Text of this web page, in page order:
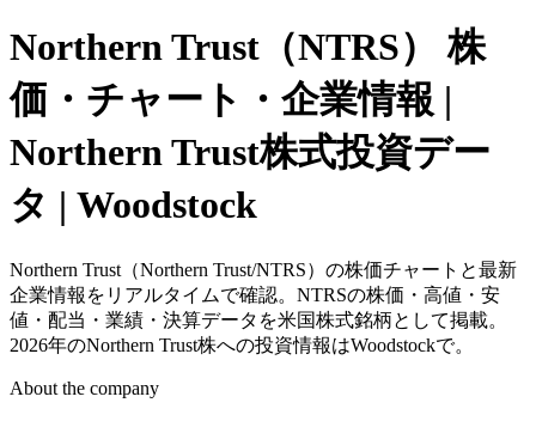
Northern Trust（NTRS）
株
価・チャート・企業情報 |
Northern Trust株式投資デー
タ | Woodstock
Northern Trust（Northern Trust/NTRS）の株価チャートと最新
企業情報をリアルタイムで確認。NTRSの株価・高値・安
値・配当・業績・決算データを米国株式銘柄として掲載。
2026年のNorthern Trust株への投資情報はWoodstockで。
About the company